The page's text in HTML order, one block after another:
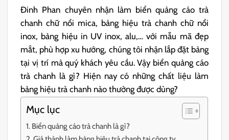
Đinh Phan chuyên nhận làm biển quảng cáo trà
chanh chữ nổi mica, bảng hiệu trà chanh chữ nổi
inox, bảng hiệu in UV inox, alu,… với mẫu mã đẹp
mắt, phù hợp xu hướng, chúng tôi nhận lắp đặt bảng
tại vị trí mà quý khách yêu cầu. Vậy biển quảng cáo
trà chanh là gì? Hiện nay có những chất liệu làm
bảng hiệu trà chanh nào thường được dùng?
Mục lục
Biển quảng cáo trà chanh là gì?